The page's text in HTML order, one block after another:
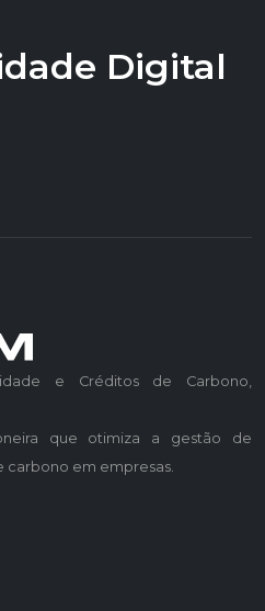
Digital
e Créditos de Carbono,
que otimiza a gestão de
carbono em empresas.